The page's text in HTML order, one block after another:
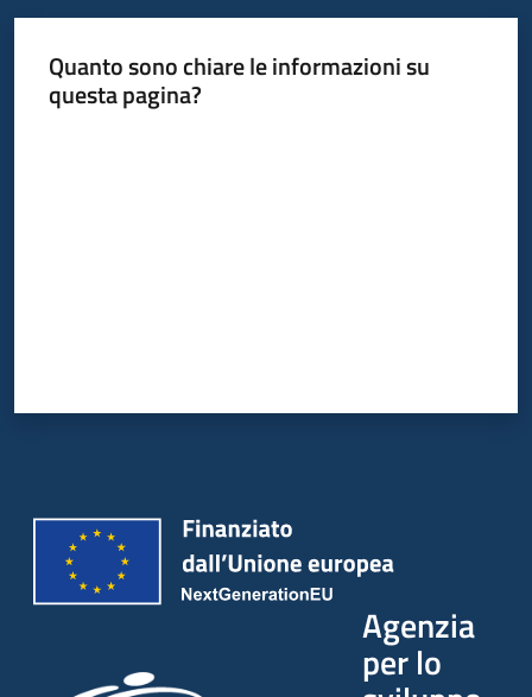
Quanto sono chiare le informazioni su
questa pagina?
Agenzia
per lo